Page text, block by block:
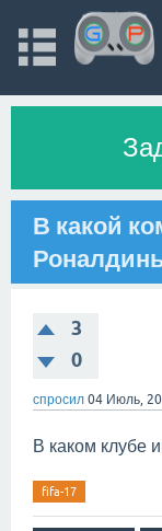
В какой
3
0
спросил 04 Июль, 20
В каком клубе
fifa-17